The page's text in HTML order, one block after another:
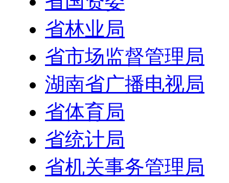
省林业局
省市场监督管理局
湖南省广播电视局
省体育局
省统计局
省机关事务管理局